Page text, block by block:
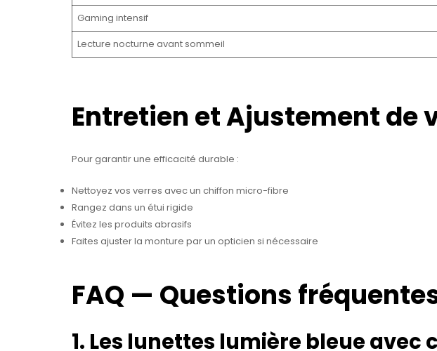
Gaming intensif
Lecture nocturne avant sommeil
Entretien et Ajustement de
Pour garantir une efficacité durable :
Nettoyez vos verres avec un chiffon micro-fibre
Rangez dans un étui rigide
Évitez les produits abrasifs
Faites ajuster la monture par un opticien si nécessaire
FAQ — Questions
1. Les lunettes lumière bleue